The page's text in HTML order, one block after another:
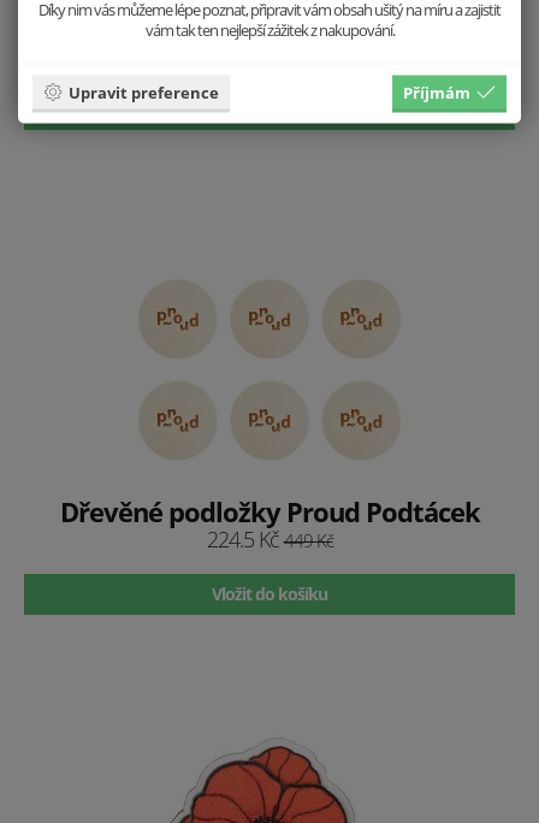
Proud Kelímek Brož
Vložit do košíku
Dřevěné podložky Proud Podtácek
224.5 Kč449 Kč
Vložit do košíku
Díky nim vás můžeme lépe poznat, připravit vám obsah ušitý na míru a zajistit
vám tak ten nejlepší zážitek z nakupování.
Upravit preference Příjmám